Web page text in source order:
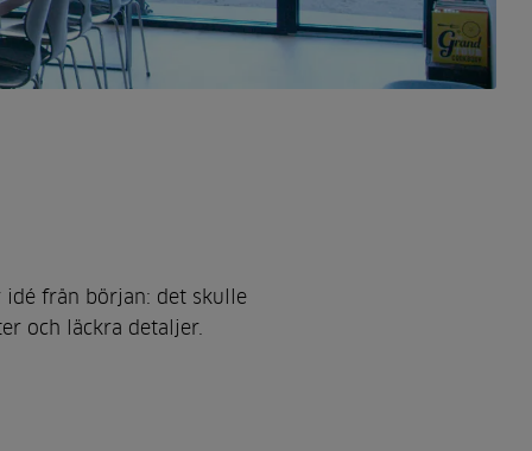
från början: det skulle
och läckra detaljer.